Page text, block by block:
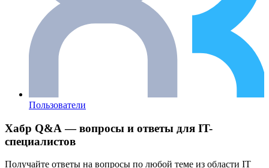
Пользователи
Хабр Q&A — вопросы и ответы для IT-
специалистов
Получайте ответы на вопросы по любой теме из области IT